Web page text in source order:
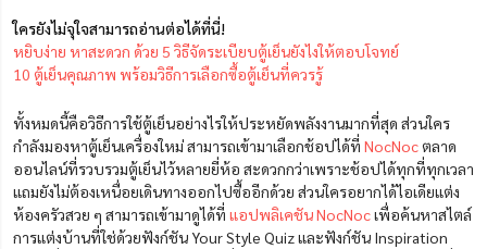
ใครยังไม่จุใจสามารถอ่านต่อได้ที่นี่!
หยิบง่าย หาสะดวก ด้วย 5 วิธีจัดระเบียบตู้เย็นยังไงให้ตอบโจทย์
10 ตู้เย็นคุณภาพ พร้อมวิธีการเลือกซื้อตู้เย็นที่ควรรู้
ทั้งหมดนี้คือวิธีการใช้ตู้เย็นอย่างไรให้ประหยัดพลังงานมากที่สุด ส่วนใคร
กำลังมองหาตู้เย็นเครื่องใหม่ สามารถเข้ามาเลือกช้อปได้ที่ NocNocตลาด
ออนไลน์ที่รวบรวมตู้เย็นไว้หลายยี่ห้อ สะดวกกว่าเพราะช้อปได้ทุกที่ทุกเวลา
แถมยังไม่ต้องเหนื่อยเดินทางออกไปซื้ออีกด้วย ส่วนใครอยากได้ไอเดียแต่ง
ห้องครัวสวย ๆ สามารถเข้ามาดูได้ที่ แอปพลิเคชัน NocNocเพื่อค้นหาสไตล์
การแต่งบ้านที่ใช่ด้วยฟังก์ชัน Your Style Quiz และฟังก์ชัน Inspiration